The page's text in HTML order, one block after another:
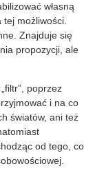
własną
możliwości.
Znajduje się
propozycji, ale
poprzez
i na co
światów, ani też
od tego, co